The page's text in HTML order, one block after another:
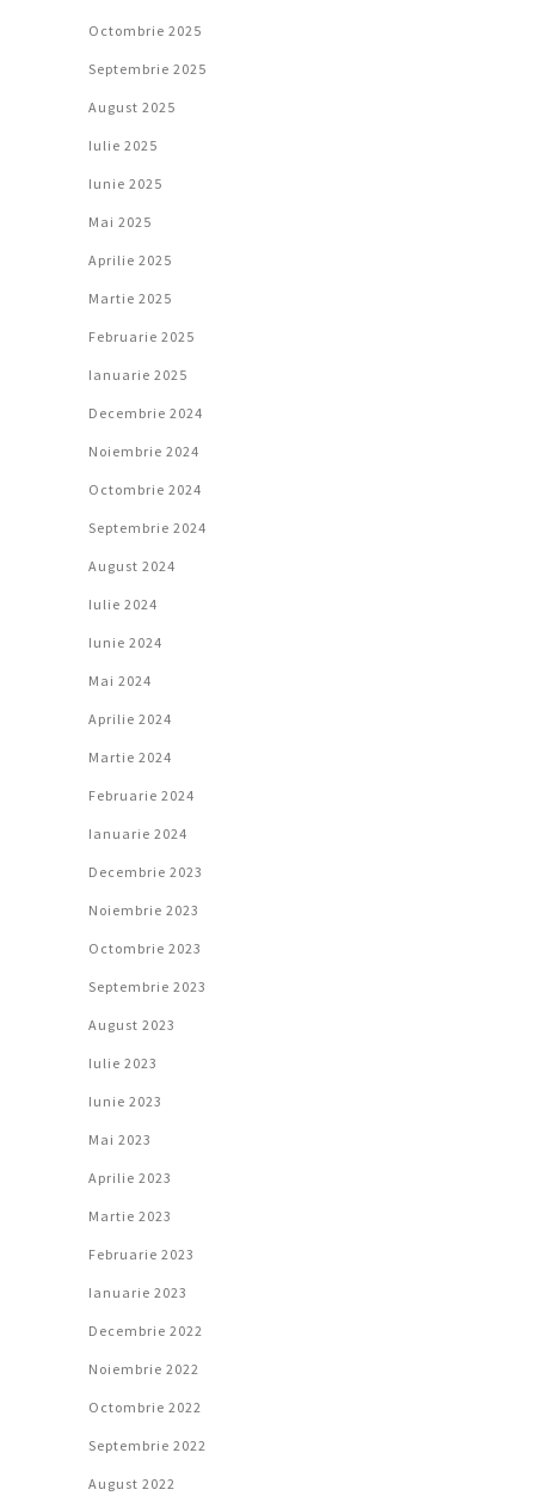
Octombrie 2025
Septembrie 2025
August 2025
Iulie 2025
Iunie 2025
Mai 2025
Aprilie 2025
Martie 2025
Februarie 2025
Ianuarie 2025
Decembrie 2024
Noiembrie 2024
Octombrie 2024
Septembrie 2024
August 2024
Iulie 2024
Iunie 2024
Mai 2024
Aprilie 2024
Martie 2024
Februarie 2024
Ianuarie 2024
Decembrie 2023
Noiembrie 2023
Octombrie 2023
Septembrie 2023
August 2023
Iulie 2023
Iunie 2023
Mai 2023
Aprilie 2023
Martie 2023
Februarie 2023
Ianuarie 2023
Decembrie 2022
Noiembrie 2022
Octombrie 2022
Septembrie 2022
August 2022